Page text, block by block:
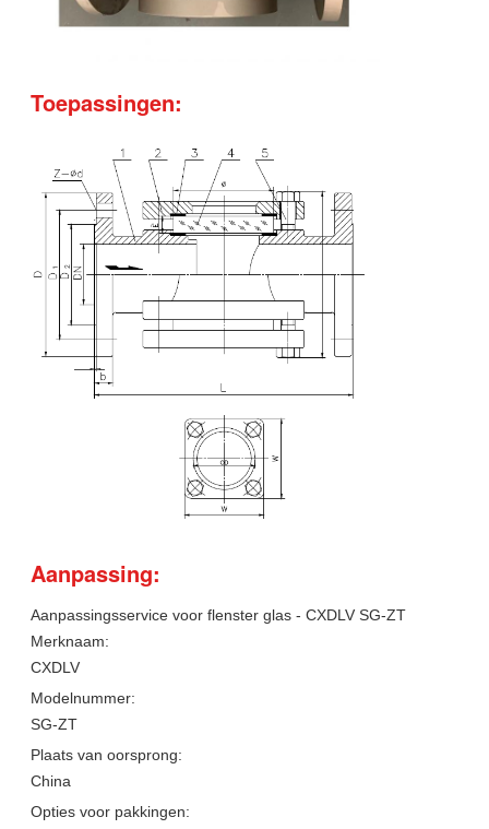
Toepassingen:
Aanpassing:
Aanpassingsservice voor flenster glas - CXDLV SG-ZT
Merknaam:
CXDLV
Modelnummer:
SG-ZT
Plaats van oorsprong:
China
Opties voor pakkingen: